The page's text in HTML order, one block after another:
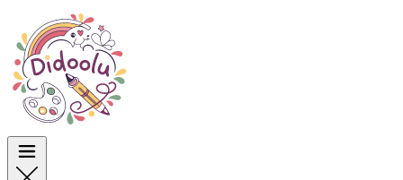
Pâques
TOP Catégories
Pour les Garçons
Pour les Filles
Pâques
TOP Catégories
Pour les Garçons
Pour les Filles